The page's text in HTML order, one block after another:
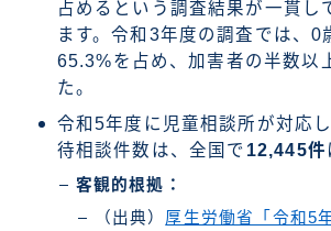
占めるという調査結果が一貫し
ます。令和3年度の調査では、0
65.3%を占め、加害者の半数以
た。
令和5年度に児童相談所が対応
待相談件数は、全国で 12,445件
客観的根拠：
（出典） 厚生労働省「令和5